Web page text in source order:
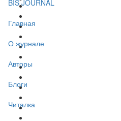
BIS JOURNAL
Главная
О журнале
Авторы
Блоги
Читалка